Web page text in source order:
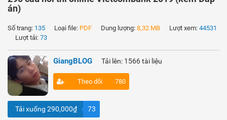
án)
Số trang: 135 Loại file: PDF Dung lượng: 8,32 MB Lượt xem: 44531
Lượt tải: 73
GiangBLOG Tải lên: 1566 tài liệu
Theo dõi 780
Tải xuống 290,000₫ 73